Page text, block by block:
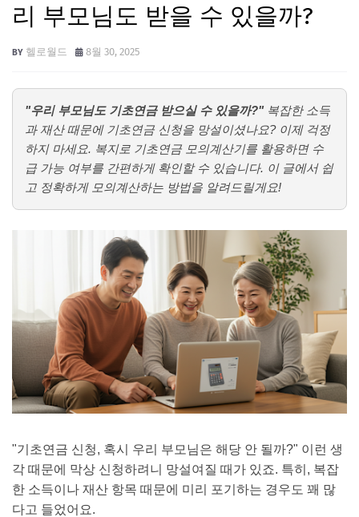
리 부모님도 받을 수 있을까?
헬로월드 8월 30, 2025
"우리 부모님도 기초연금 받으실 수 있을까?"복잡한 소득
과 재산 때문에 기초연금 신청을 망설이셨나요? 이제 걱정
하지 마세요. 복지로 기초연금 모의계산기를 활용하면 수
급 가능 여부를 간편하게 확인할 수 있습니다. 이 글에서 쉽
고 정확하게 모의계산하는 방법을 알려드릴게요!
"기초연금 신청, 혹시 우리 부모님은 해당 안 될까?" 이런 생
각 때문에 막상 신청하려니 망설여질 때가 있죠. 특히, 복잡
한 소득이나 재산 항목 때문에 미리 포기하는 경우도 꽤 많
다고 들었어요.